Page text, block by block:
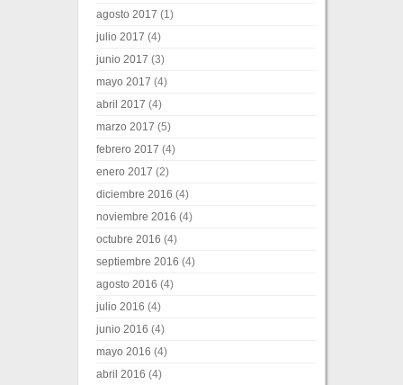
agosto 2017 (1)
julio 2017 (4)
junio 2017 (3)
mayo 2017 (4)
abril 2017 (4)
marzo 2017 (5)
febrero 2017 (4)
enero 2017 (2)
diciembre 2016 (4)
noviembre 2016 (4)
octubre 2016 (4)
septiembre 2016 (4)
agosto 2016 (4)
julio 2016 (4)
junio 2016 (4)
mayo 2016 (4)
abril 2016 (4)